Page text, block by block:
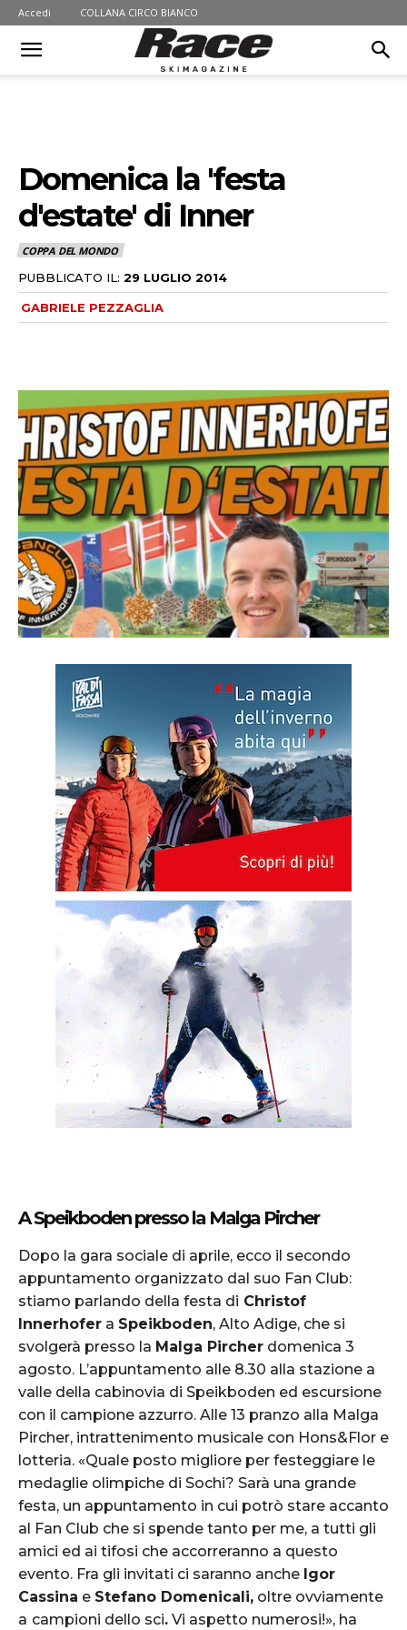
Accedi COLLANA CIRCO BIANCO
Domenica la 'festa
d'estate' di Inner
COPPA DEL MONDO
PUBBLICATO IL: 29 LUGLIO 2014
GABRIELE PEZZAGLIA
A Speikboden presso la Malga Pircher
Dopo la gara sociale di aprile, ecco il secondo
appuntamento organizzato dal suo Fan Club:
stiamo parlando della festa di Christof
Innerhofer a Speikboden, Alto Adige, che si
svolgerà presso la Malga Pircher domenica 3
agosto. L’appuntamento alle 8.30 alla stazione a
valle della cabinovia di Speikboden ed escursione
con il campione azzurro. Alle 13 pranzo alla Malga
Pircher, intrattenimento musicale con Hons&Flor e
lotteria. «Quale posto migliore per festeggiare le
medaglie olimpiche di Sochi? Sarà una grande
festa, un appuntamento in cui potrò stare accanto
al Fan Club che si spende tanto per me, a tutti gli
amici ed ai tifosi che accorreranno a questo
evento. Fra gli invitati ci saranno anche Igor
Cassina e Stefano Domenicali, oltre ovviamente
a campioni dello sci. Vi aspetto numerosi!», ha